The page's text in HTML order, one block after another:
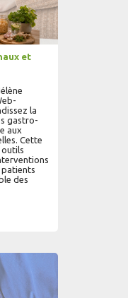
et
la
gastro-
aux
Cette
des
PLUS...